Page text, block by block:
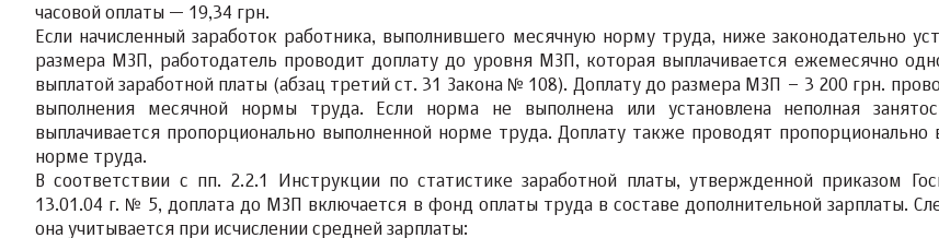
часовой оплаты — 19,34 грн.
Если начисленный заработок работника, выполнившего месячную норму труда, ниже законодательно
размера МЗП, работодатель проводит доплату до уровня МЗП, которая выплачивается ежемесячно
выплатой заработной платы (абзац третий ст. 31 Закона № 108). Доплату до размера МЗП – 3 200 грн.
выполнения месячной нормы труда. Если норма не выполнена или установлена неполная
выплачивается пропорционально выполненной норме труда. Доплату также проводят пропорционально
норме труда.
В соответствии с пп. 2.2.1 Инструкции по статистике заработной платы, утвержденной приказом
13.01.04 г. № 5, доплата до МЗП включается в фонд оплаты труда в составе дополнительной зарплаты.
она учитывается при исчислении средней зарплаты: